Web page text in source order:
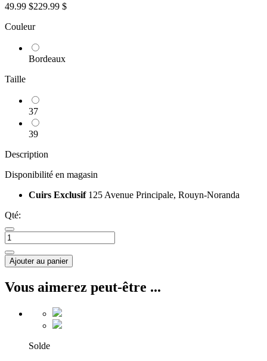
49.99 $229.99 $
Couleur
Bordeaux
Taille
37
39
Description
Disponibilité en magasin
Cuirs Exclusif 125 Avenue Principale, Rouyn-Noranda
Qté:
Ajouter au panier
Vous aimerez peut-être ...
Solde